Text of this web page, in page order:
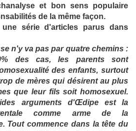
et bon sens populaire
de la même façon.
une série d'articles parus dans
n'y va pas par quatre chemins :
des cas, les parents sont
des enfants, surtout
de mères qui désirent au plus
que leur fils soit homosexuel.
arguments d'Œdipe est la
comme arme de la
Tout commence dans la tête du